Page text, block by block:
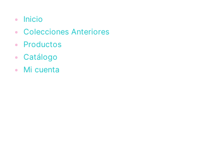
contenido
Inicio
Colecciones Anteriores
Productos
Catálogo
Mi cuenta